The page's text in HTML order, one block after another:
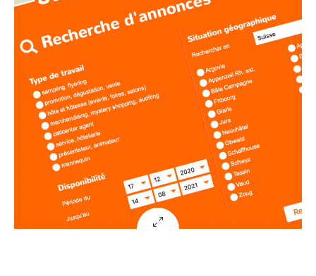
Staff4promo
graphisme, site internet – 2012
Wakatem